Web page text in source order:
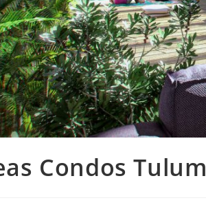
Condos Tulum